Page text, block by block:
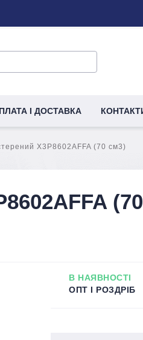
І ДОСТАВКА
X3P8602AFFA (70 см3)
В НАЯВНОСТІ
ОПТ І РОЗДРІБ